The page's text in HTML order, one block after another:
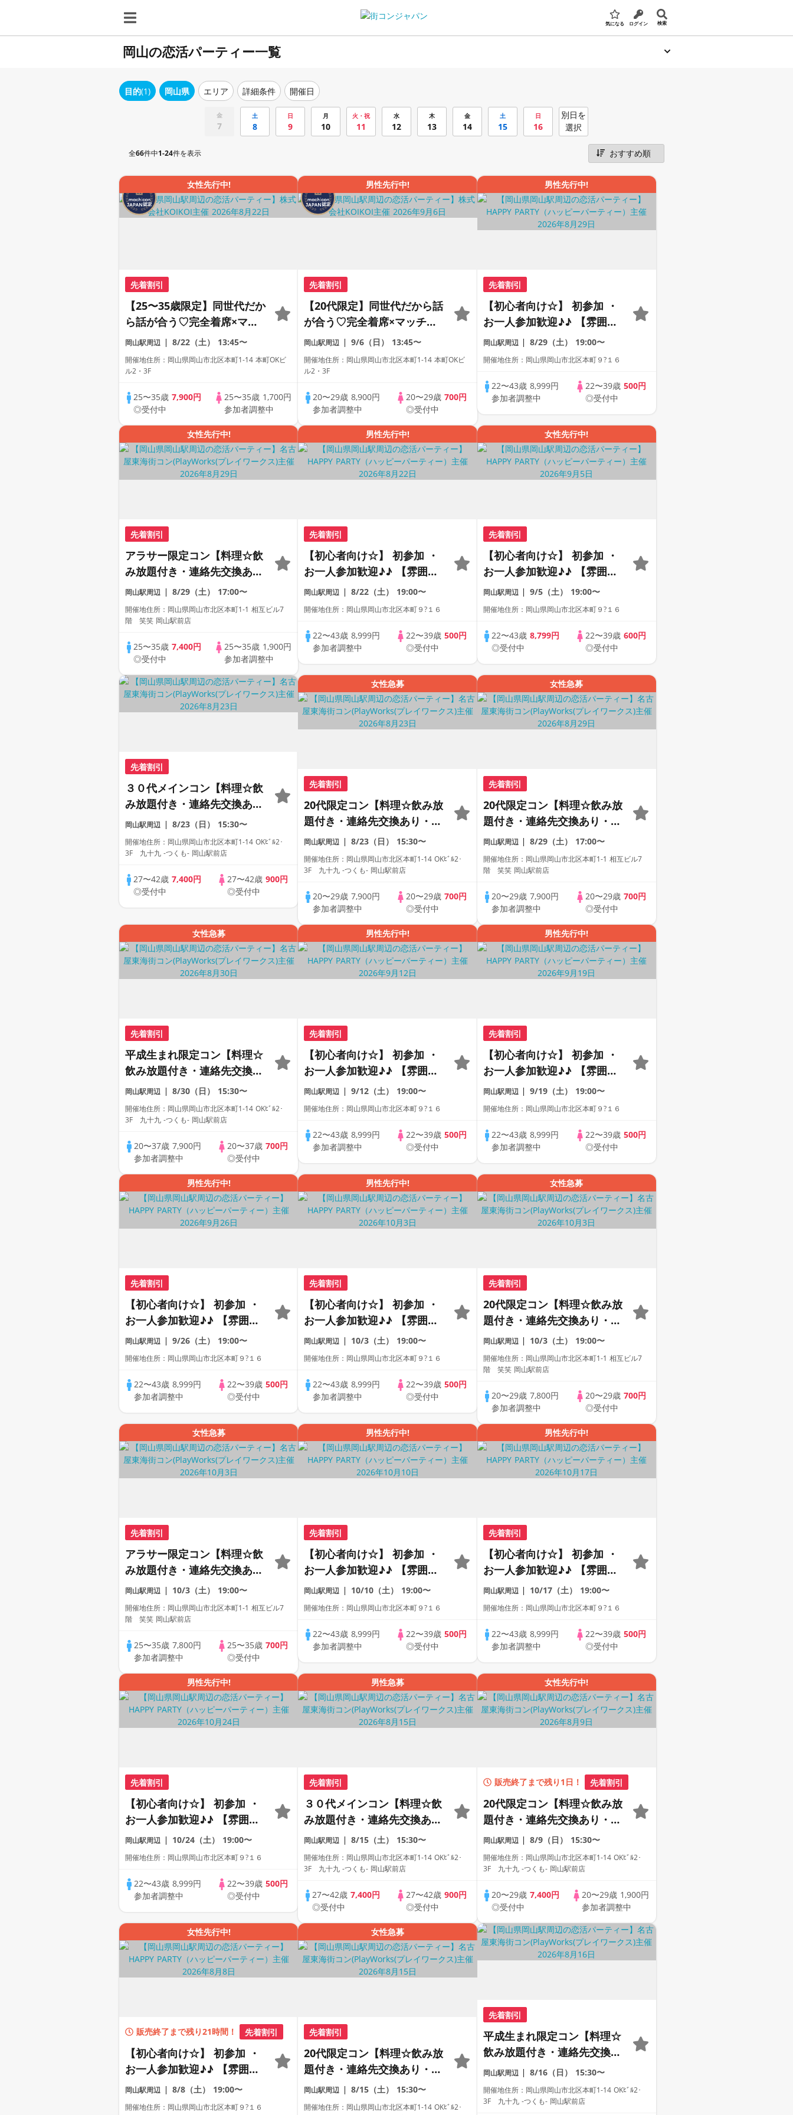
気になる ログイン 検索
岡山の恋活パーティー一覧
目的(1) 岡山県 エリア 詳細条件 開催日
金
7
土
8
日
9
月
10
火・祝
11
水
12
木
13
金
14
土
15
日
16
別日を
選択
全66件中1-24件を表示
女性先行中!
先着割引
【25〜35歳限定】同世代だか
ら話が合う♡完全着席×マッ
チングゲーム付きマッチング
コン
岡山駅周辺 8/22（土） 13:45〜
開催地住所：岡山県岡山市北区本町1-14 本町OKビ
ル2・3F
25〜35歳7,900円
◎受付中
25〜35歳 1,700円
参加者調整中
男性先行中!
先着割引
【20代限定】同世代だから話
が合う♡完全着席×マッチン
グゲーム付きマッチングコン
岡山駅周辺 9/6（日） 13:45〜
開催地住所：岡山県岡山市北区本町1-14 本町OKビ
ル2・3F
20〜29歳 8,900円
参加者調整中
20〜29歳700円
◎受付中
男性先行中!
先着割引
【初心者向け☆】 初参加 ・
お一人参加歓迎♪♪ 【雰囲気
がわかる動画紹介中】週末プ
レミアム街コン
岡山駅周辺 8/29（土） 19:00〜
開催地住所：岡山県岡山市北区本町９?１６
22〜43歳8,999円
参加者調整中
22〜39歳 500円
◎受付中
女性先行中!
先着割引
アラサー限定コン【料理☆飲
み放題付き・連絡先交換あ
り・完全着席型】１名参加多
数・初参加も大歓迎☆プレイ
ワークス主催☆
岡山駅周辺 8/29（土） 17:00〜
開催地住所：岡山県岡山市北区本町1-1 相互ビル7
階 笑笑 岡山駅前店
25〜35歳7,400円
◎受付中
25〜35歳 1,900円
参加者調整中
男性先行中!
先着割引
【初心者向け☆】 初参加 ・
お一人参加歓迎♪♪ 【雰囲気
がわかる動画紹介中】週末プ
レミアム街コン
岡山駅周辺 8/22（土） 19:00〜
開催地住所：岡山県岡山市北区本町９?１６
22〜43歳 8,999円
参加者調整中
22〜39歳500円
◎受付中
女性先行中!
先着割引
【初心者向け☆】 初参加 ・
お一人参加歓迎♪♪ 【雰囲気
がわかる動画紹介中】週末プ
レミアム街コン
岡山駅周辺 9/5（土） 19:00〜
開催地住所：岡山県岡山市北区本町９?１６
22〜43歳 8,799円
◎受付中
22〜39歳 600円
◎受付中
先着割引
３０代メインコン【料理☆飲
み放題付き・連絡先交換あ
り・完全着席型】１名参加多
数・初参加も大歓迎☆
岡山駅周辺 8/23（日） 15:30〜
開催地住所：岡山県岡山市北区本町1-14 OKﾋﾞﾙ2･
3F 九十九 -つくも- 岡山駅前店
27〜42歳7,400円
◎受付中
27〜42歳 900円
◎受付中
女性急募
先着割引
20代限定コン【料理☆飲み放
題付き・連絡先交換あり・完
全着席型】１名参加多数・初
参加も大歓迎☆プレイワーク
ス主催☆
岡山駅周辺 8/23（日） 15:30〜
開催地住所：岡山県岡山市北区本町1-14 OKﾋﾞﾙ2･
3F 九十九 -つくも- 岡山駅前店
20〜29歳 7,900円
参加者調整中
20〜29歳700円
◎受付中
女性急募
先着割引
20代限定コン【料理☆飲み放
題付き・連絡先交換あり・完
全着席型】１名参加多数・初
参加も大歓迎☆プレイワーク
ス主催☆
岡山駅周辺 8/29（土） 17:00〜
開催地住所：岡山県岡山市北区本町1-1 相互ビル7
階 笑笑 岡山駅前店
20〜29歳7,900円
参加者調整中
20〜29歳 700円
◎受付中
女性急募
先着割引
平成生まれ限定コン【料理☆
飲み放題付き・連絡先交換あ
り・完全着席型】１名参加多
数・初参加も大歓迎☆
岡山駅周辺 8/30（日） 15:30〜
開催地住所：岡山県岡山市北区本町1-14 OKﾋﾞﾙ2･
3F 九十九 -つくも- 岡山駅前店
20〜37歳 7,900円
参加者調整中
20〜37歳 700円
◎受付中
男性先行中!
先着割引
【初心者向け☆】 初参加 ・
お一人参加歓迎♪♪ 【雰囲気
がわかる動画紹介中】週末プ
レミアム街コン
岡山駅周辺 9/12（土） 19:00〜
開催地住所：岡山県岡山市北区本町９?１６
22〜43歳 8,999円
参加者調整中
22〜39歳500円
◎受付中
男性先行中!
先着割引
【初心者向け☆】 初参加 ・
お一人参加歓迎♪♪ 【雰囲気
がわかる動画紹介中】週末プ
レミアム街コン
岡山駅周辺 9/19（土） 19:00〜
開催地住所：岡山県岡山市北区本町９?１６
22〜43歳8,999円
参加者調整中
22〜39歳 500円
◎受付中
男性先行中!
先着割引
【初心者向け☆】 初参加 ・
お一人参加歓迎♪♪ 【雰囲気
がわかる動画紹介中】週末プ
レミアム街コン
岡山駅周辺 9/26（土） 19:00〜
開催地住所：岡山県岡山市北区本町９?１６
22〜43歳 8,999円
参加者調整中
22〜39歳 500円
◎受付中
男性先行中!
先着割引
【初心者向け☆】 初参加 ・
お一人参加歓迎♪♪ 【雰囲気
がわかる動画紹介中】週末プ
レミアム街コン
岡山駅周辺 10/3（土） 19:00〜
開催地住所：岡山県岡山市北区本町９?１６
22〜43歳 8,999円
参加者調整中
22〜39歳500円
◎受付中
女性急募
先着割引
20代限定コン【料理☆飲み放
題付き・連絡先交換あり・完
全着席型】１名参加多数・初
参加も大歓迎☆プレイワーク
ス主催☆
岡山駅周辺 10/3（土） 19:00〜
開催地住所：岡山県岡山市北区本町1-1 相互ビル7
階 笑笑 岡山駅前店
20〜29歳7,800円
参加者調整中
20〜29歳 700円
◎受付中
女性急募
先着割引
アラサー限定コン【料理☆飲
み放題付き・連絡先交換あ
り・完全着席型】１名参加多
数・初参加も大歓迎☆プレイ
ワークス主催☆
岡山駅周辺 10/3（土） 19:00〜
開催地住所：岡山県岡山市北区本町1-1 相互ビル7
階 笑笑 岡山駅前店
25〜35歳 7,800円
参加者調整中
25〜35歳 700円
◎受付中
男性先行中!
先着割引
【初心者向け☆】 初参加 ・
お一人参加歓迎♪♪ 【雰囲気
がわかる動画紹介中】週末プ
レミアム街コン
岡山駅周辺 10/10（土） 19:00〜
開催地住所：岡山県岡山市北区本町９?１６
22〜43歳 8,999円
参加者調整中
22〜39歳500円
◎受付中
男性先行中!
先着割引
【初心者向け☆】 初参加 ・
お一人参加歓迎♪♪ 【雰囲気
がわかる動画紹介中】週末プ
レミアム街コン
岡山駅周辺 10/17（土） 19:00〜
開催地住所：岡山県岡山市北区本町９?１６
22〜43歳8,999円
参加者調整中
22〜39歳 500円
◎受付中
男性先行中!
先着割引
【初心者向け☆】 初参加 ・
お一人参加歓迎♪♪ 【雰囲気
がわかる動画紹介中】週末プ
レミアム街コン
岡山駅周辺 10/24（土） 19:00〜
開催地住所：岡山県岡山市北区本町９?１６
22〜43歳 8,999円
参加者調整中
22〜39歳 500円
◎受付中
男性急募
先着割引
３０代メインコン【料理☆飲
み放題付き・連絡先交換あ
り・完全着席型】１名参加多
数・初参加も大歓迎☆
岡山駅周辺 8/15（土） 15:30〜
開催地住所：岡山県岡山市北区本町1-14 OKﾋﾞﾙ2･
3F 九十九 -つくも- 岡山駅前店
27〜42歳7,400円
◎受付中
27〜42歳900円
◎受付中
女性先行中!
販売終了まで残り1日！ 先着割引
20代限定コン【料理☆飲み放
題付き・連絡先交換あり・完
全着席型】１名参加多数・初
参加も大歓迎☆プレイワーク
ス主催☆
岡山駅周辺 8/9（日） 15:30〜
開催地住所：岡山県岡山市北区本町1-14 OKﾋﾞﾙ2･
3F 九十九 -つくも- 岡山駅前店
20〜29歳 7,400円
◎受付中
20〜29歳 1,900円
参加者調整中
女性先行中!
販売終了まで残り21時間！ 先着割引
【初心者向け☆】 初参加 ・
お一人参加歓迎♪♪ 【雰囲気
がわかる動画紹介中】週末プ
レミアム街コン
岡山駅周辺 8/8（土） 19:00〜
開催地住所：岡山県岡山市北区本町９?１６
女性急募
先着割引
20代限定コン【料理☆飲み放
題付き・連絡先交換あり・完
全着席型】１名参加多数・初
参加も大歓迎☆プレイワーク
岡山駅周辺 8/15（土） 15:30〜
開催地住所：岡山県岡山市北区本町1-14 OKﾋﾞﾙ2･
先着割引
平成生まれ限定コン【料理☆
飲み放題付き・連絡先交換あ
り・完全着席型】１名参加多
数・初参加も大歓迎☆
岡山駅周辺 8/16（日） 15:30〜
開催地住所：岡山県岡山市北区本町1-14 OKﾋﾞﾙ2･
3F 九十九 -つくも- 岡山駅前店